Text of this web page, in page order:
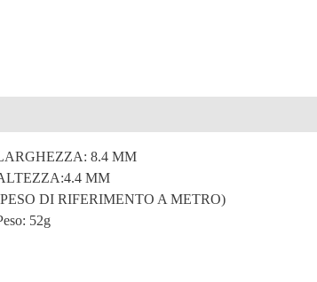
8.4 MM
MM
DI RIFERIMENTO A METRO)
52g